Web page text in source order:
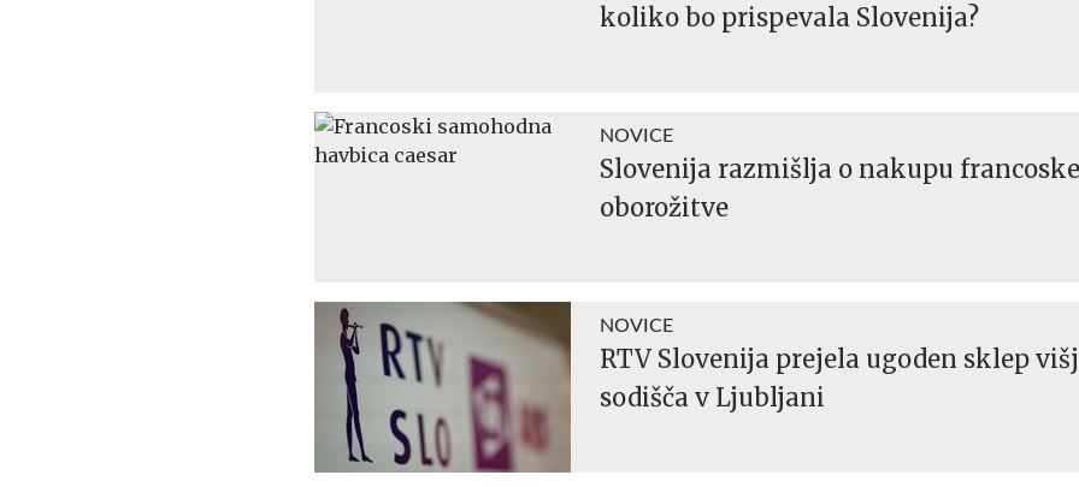
koliko bo prispevala Slovenija?
NOVICE
Slovenija razmišlja o nakupu francoske
oborožitve
NOVICE
RTV Slovenija prejela ugoden sklep
sodišča v Ljubljani